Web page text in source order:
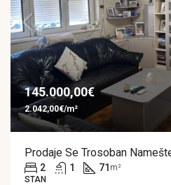
145.000,00€
2.042,00€/m²
Prodaje Se Trosoban
2 1 71 m²
STAN